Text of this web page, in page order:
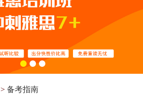
>备考指南